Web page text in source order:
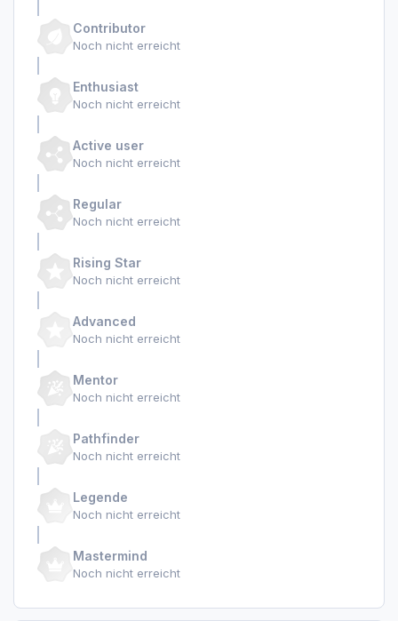
Contributor
Noch nicht erreicht
Enthusiast
Noch nicht erreicht
Active user
Noch nicht erreicht
Regular
Noch nicht erreicht
Rising Star
Noch nicht erreicht
Advanced
Noch nicht erreicht
Mentor
Noch nicht erreicht
Pathfinder
Noch nicht erreicht
Legende
Noch nicht erreicht
Mastermind
Noch nicht erreicht